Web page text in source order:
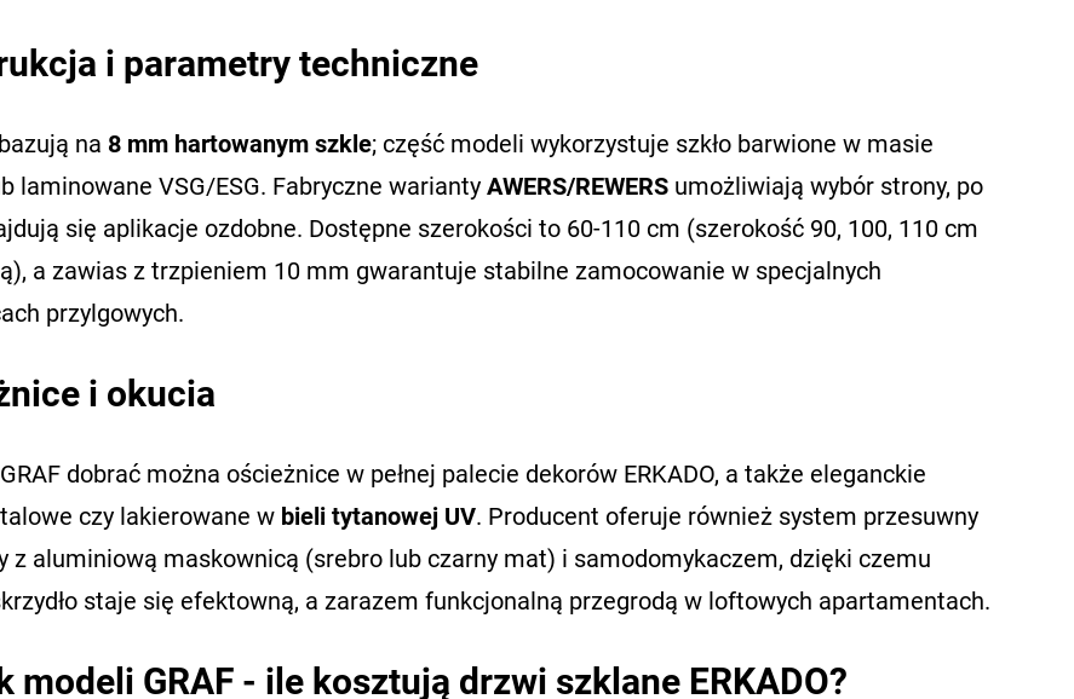
i parametry techniczne
na 8 mm hartowanym szkle; część modeli wykorzystuje szkło barwione w masie
laminowane VSG/ESG. Fabryczne warianty AWERS/REWERS umożliwiają wybór strony, po
się aplikacje ozdobne. Dostępne szerokości to 60-110 cm (szerokość 90, 100, 110 cm
a zawias z trzpieniem 10 mm gwarantuje stabilne zamocowanie w specjalnych
przylgowych.
i okucia
dobrać można ościeżnice w pełnej palecie dekorów ERKADO, a także eleganckie
czy lakierowane w bieli tytanowej UV. Producent oferuje również system przesuwny
z aluminiową maskownicą (srebro lub czarny mat) i samodomykaczem, dzięki czemu
staje się efektowną, a zarazem funkcjonalną przegrodą w loftowych apartamentach.
modeli GRAF - ile kosztują drzwi szklane ERKADO?